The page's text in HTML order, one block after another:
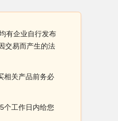
有企业自行发布
交易而产生的法
相关产品前务必
个工作日内给您